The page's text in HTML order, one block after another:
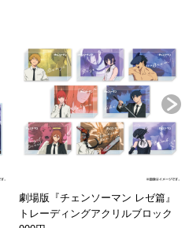
劇場版『チェンソーマン レゼ篇』
トレーディングアクリルブロック